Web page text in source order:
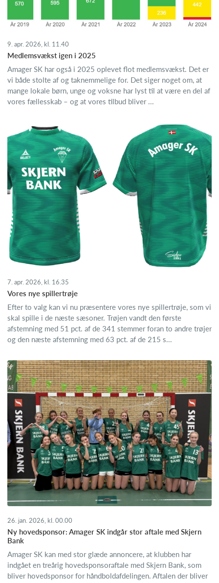
9. apr. 2026, kl. 11.40
Medlemsvækst igen i 2025
Amager SK har også i 2025 oplevet flot medlemsvækst. Det er
vi både stolte af og taknemmelige for. Det siger noget om, at
mange lokale børn, unge og voksne har lyst til at være en del af
vores fællesskab – og at vores tilbud bliver ...
7. apr. 2026, kl. 16.35
Vores nye spillertrøje
Efter to valg kan vi nu præsentere vores nye spillertrøje, som vi
skal spille i de næste sæsoner. Trøjen vandt den første
afstemning med 51 pct. af de 341 stemmer foran to andre trøjer
og den næste afstemning med 63 pct. af de 215 s...
26. jan. 2026, kl. 00.00
​Ny hovedsponsor: Amager SK indgår stor aftale med Skjern
Bank
Amager SK kan med stor glæde annoncere, at klubben har
indgået en treårig hovedsponsoraftale med Skjern Bank, som
bliver hovedsponsor for håndboldafdelingen. Aftalen der bliver